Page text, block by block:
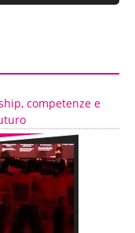
competenze e